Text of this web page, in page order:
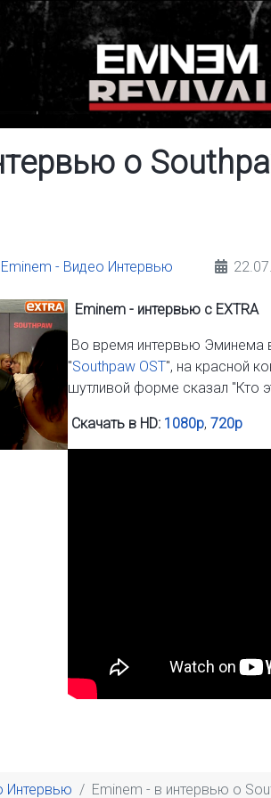
о
Eminem - Видео Интервью
Eminem - интервью с EXTRA
Во время интервью Эминема
"Southpaw OST", на красной
шутливой форме сказал "Кто
Скачать в HD: 1080p, 720p
Интервью Eminem - в интервью о